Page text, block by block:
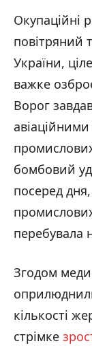
Окупаційні
повітряний
України,
важке
Ворог
бомбовий
посеред
перебувала
Згодом
кількості
стрімке